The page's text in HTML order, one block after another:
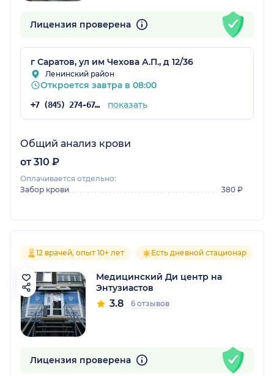
Лицензия проверена
г Саратов, ул им Чехова А.П., д 12/36
Ленинский район
Откроется завтра в 08:00
+7 (845) 274-67-50 показать
Общий анализ крови
от 310 ₽
Оплачивается отдельно:
Забор крови
380 ₽
12 врачей, опыт 10+ лет Есть дневной стационар
Медицинский Ди центр на
Энтузиастов
3.8 6 отзывов
Лицензия проверена